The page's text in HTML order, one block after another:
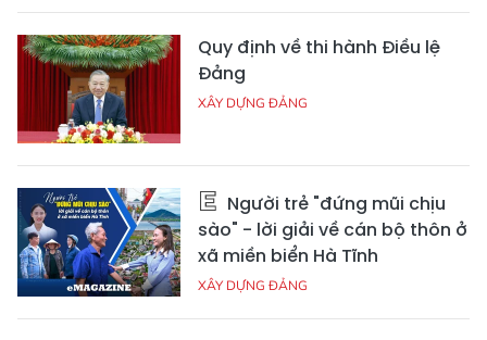
Quy định về thi hành Điều lệ
Đảng
XÂY DỰNG ĐẢNG
Người trẻ "đứng mũi chịu
sào" - lời giải về cán bộ thôn ở
xã miền biển Hà Tĩnh
XÂY DỰNG ĐẢNG